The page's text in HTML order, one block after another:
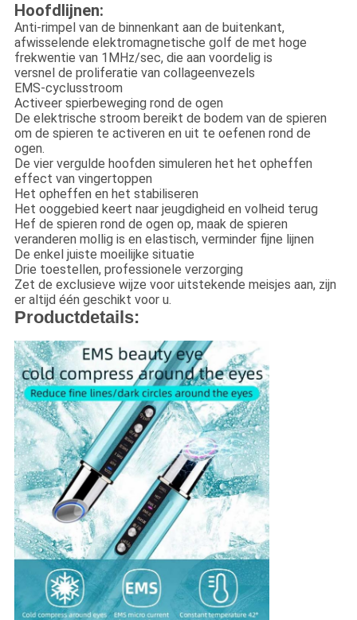
Hoofdlijnen:
Anti-rimpel van de binnenkant aan de buitenkant,
afwisselende elektromagnetische golf de met hoge
frekwentie van 1MHz/sec, die aan voordelig is
versnel de proliferatie van collageenvezels
EMS-cyclusstroom
Activeer spierbeweging rond de ogen
De elektrische stroom bereikt de bodem van de spieren
om de spieren te activeren en uit te oefenen rond de
ogen.
De vier vergulde hoofden simuleren het het opheffen
effect van vingertoppen
Het opheffen en het stabiliseren
Het ooggebied keert naar jeugdigheid en volheid terug
Hef de spieren rond de ogen op, maak de spieren
veranderen mollig is en elastisch, verminder fijne lijnen
De enkel juiste moeilijke situatie
Drie toestellen, professionele verzorging
Zet de exclusieve wijze voor uitstekende meisjes aan, zijn
er altijd één geschikt voor u.
Productdetails: